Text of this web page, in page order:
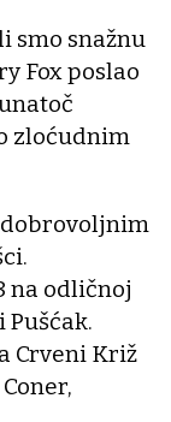
smo snažnu
Fox poslao
zloćudnim
na odličnoj
Crveni Križ